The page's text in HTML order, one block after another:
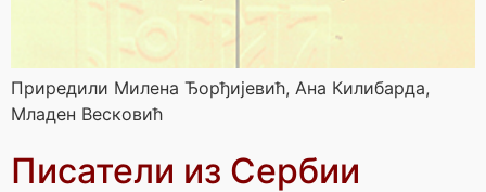
Приредили Милена Ђорђијевић, Ана Килибарда,
Младен Весковић
Писатели из Сербии